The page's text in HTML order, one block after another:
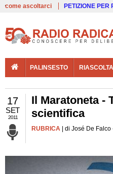
come ascoltarci PETIZIONE
PALINSESTO RIASCOLTA
17
SET
2011
Il Maratoneta -
scientifica
RUBRICA | di José De